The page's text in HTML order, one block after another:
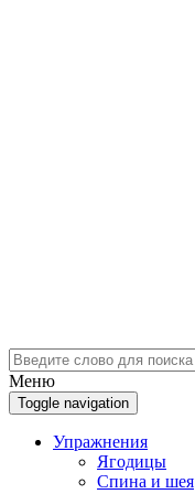
Меню
Toggle navigation
Упражнения
Ягодицы
Спина и шея